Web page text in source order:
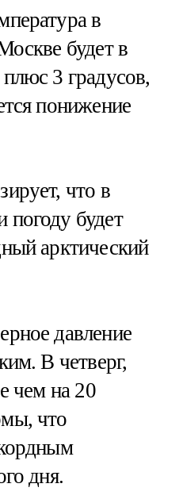
в
будет в
3 градусов,
понижение
что в
будет
арктический
давление
В четверг,
чем на 20
что
дня.